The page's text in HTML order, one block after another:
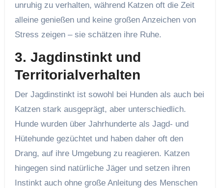
unruhig zu verhalten, während Katzen oft die Zeit
alleine genießen und keine großen Anzeichen von
Stress zeigen – sie schätzen ihre Ruhe.
3. Jagdinstinkt und
Territorialverhalten
Der Jagdinstinkt ist sowohl bei Hunden als auch bei
Katzen stark ausgeprägt, aber unterschiedlich.
Hunde wurden über Jahrhunderte als Jagd- und
Hütehunde gezüchtet und haben daher oft den
Drang, auf ihre Umgebung zu reagieren. Katzen
hingegen sind natürliche Jäger und setzen ihren
Instinkt auch ohne große Anleitung des Menschen